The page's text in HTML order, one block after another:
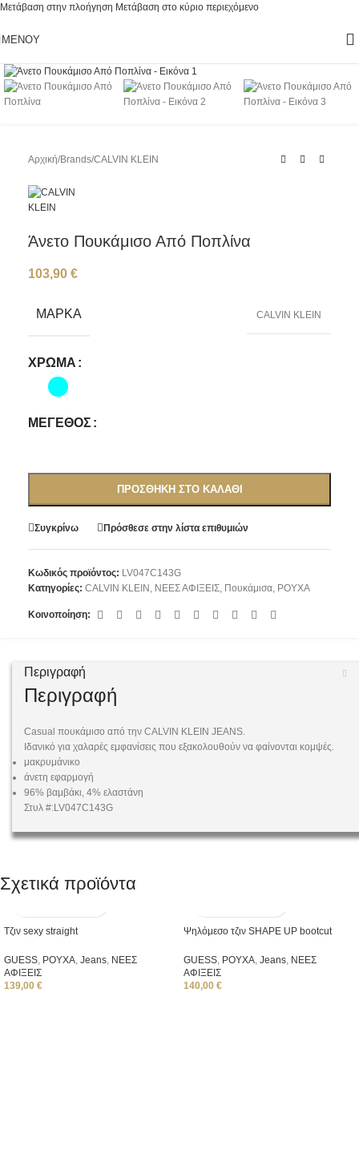
Μετάβαση στην πλοήγηση Μετάβαση στο κύριο περιεχόμενο
ΜΕΝΟΎ
Αρχική/Brands/CALVIN KLEIN
Άνετο Πουκάμισο Από Ποπλίνα
103,90 €
ΜΆΡΚΑ CALVIN KLEIN
ΧΡΏΜΑ
ΜΈΓΕΘΟΣ
ΠΡΟΣΘΉΚΗ ΣΤΟ ΚΑΛΆΘΙ
Συγκρίνω Πρόσθεσε στην λίστα επιθυμιών
Κωδικός προϊόντος: LV047C143G
Κατηγορίες: CALVIN KLEIN , ΝΕΕΣ ΑΦΙΞΕΙΣ, Πουκάμισα, ΡΟΥΧΑ
Κοινοποίηση:
Περιγραφή
Περιγραφή
Casual πουκάμισο από την CALVIN KLEIN JEANS.
Ιδανικό για χαλαρές εμφανίσεις που εξακολουθούν να φαίνονται κομψές.
μακρυμάνικο
άνετη εφαρμογή
96% βαμβάκι, 4% ελαστάνη
Στυλ #:LV047C143G
Σχετικά προϊόντα
Τζιν sexy straight
GUESS, ΡΟΥΧΑ, Jeans, ΝΕΕΣ
ΑΦΙΞΕΙΣ
139,00 €
Ψηλόμεσο τζιν SHAPE UP bootcut
GUESS, ΡΟΥΧΑ, Jeans, ΝΕΕΣ
ΑΦΙΞΕΙΣ
140,00 €